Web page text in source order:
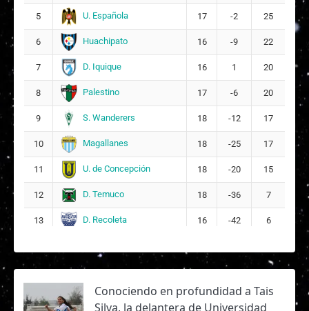
F Fernanda Virginia Luza Guzmán
5 U. Española 17 -2 25
6 Huachipato 16 -9 22
7 D. Iquique 16 1 20
8 Palestino 17 -6 20
9 S. Wanderers 18 -12 17
10 Magallanes 18 -25 17
11 U. de Concepción 18 -20 15
12 D. Temuco 18 -36 7
13 D. Recoleta 16 -42 6
Conociendo en profundidad a Tais
Silva, la delantera de Universidad